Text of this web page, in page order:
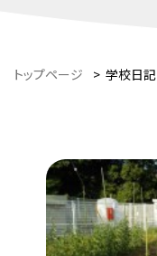
トップページ > 学校日記